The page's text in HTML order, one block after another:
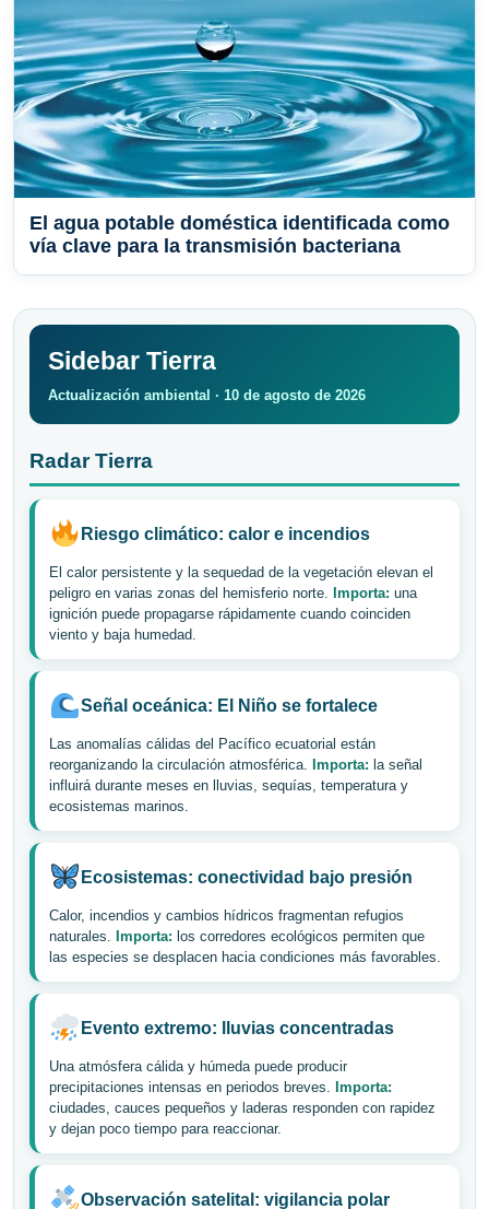
El agua potable doméstica identificada como
vía clave para la transmisión bacteriana
Sidebar Tierra
Actualización ambiental · 10 de agosto de 2026
Radar Tierra
Riesgo climático: calor e incendios
El calor persistente y la sequedad de la vegetación elevan el
peligro en varias zonas del hemisferio norte. Importa: una
ignición puede propagarse rápidamente cuando coinciden
viento y baja humedad.
Señal oceánica: El Niño se fortalece
Las anomalías cálidas del Pacífico ecuatorial están
reorganizando la circulación atmosférica. Importa: la señal
influirá durante meses en lluvias, sequías, temperatura y
ecosistemas marinos.
Ecosistemas: conectividad bajo presión
Calor, incendios y cambios hídricos fragmentan refugios
naturales. Importa: los corredores ecológicos permiten que
las especies se desplacen hacia condiciones más favorables.
Evento extremo: lluvias concentradas
Una atmósfera cálida y húmeda puede producir
precipitaciones intensas en periodos breves. Importa:
ciudades, cauces pequeños y laderas responden con rapidez
y dejan poco tiempo para reaccionar.
Observación satelital: vigilancia polar